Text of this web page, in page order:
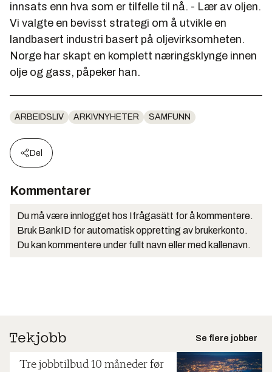
innsats enn hva som er tilfelle til nå. - Lær av oljen.
Vi valgte en bevisst strategi om å utvikle en
landbasert industri basert på oljevirksomheten.
Norge har skapt en komplett næringsklynge innen
olje og gass, påpeker han.
ARBEIDSLIV ARKIVNYHETER SAMFUNN
Del
Kommentarer
Du må være innlogget hos Ifrågasätt for å kommentere.
Bruk BankID for automatisk oppretting av brukerkonto.
Du kan kommentere under fullt navn eller med kallenavn.
Se flere jobber
Tre jobbtilbud 10 måneder før